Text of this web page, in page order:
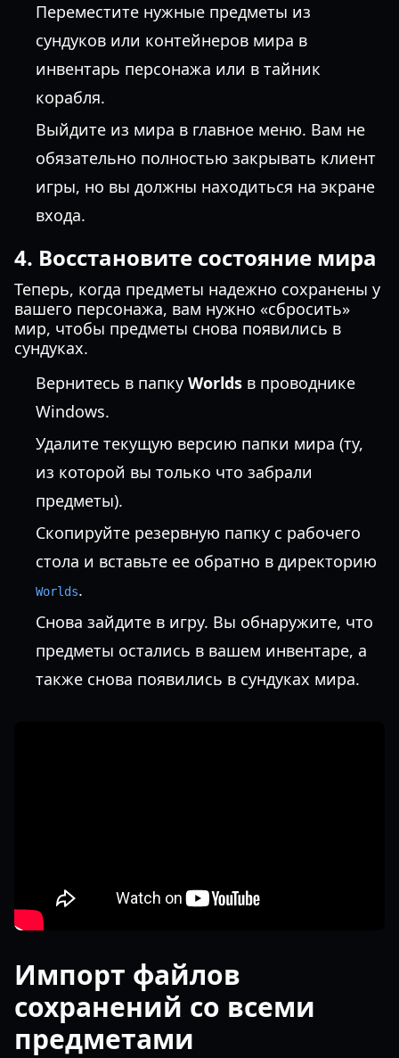
Переместите нужные предметы из
сундуков или контейнеров мира в
инвентарь персонажа или в тайник
корабля.
Выйдите из мира в главное меню. Вам не
обязательно полностью закрывать клиент
игры, но вы должны находиться на экране
входа.
4. Восстановите состояние мира
Теперь, когда предметы надежно сохранены у
вашего персонажа, вам нужно «сбросить»
мир, чтобы предметы снова появились в
сундуках.
Вернитесь в папку Worlds в проводнике
Windows.
Удалите текущую версию папки мира (ту,
из которой вы только что забрали
предметы).
Скопируйте резервную папку с рабочего
стола и вставьте ее обратно в директорию
Worlds.
Снова зайдите в игру. Вы обнаружите, что
предметы остались в вашем инвентаре, а
также снова появились в сундуках мира.
Импорт файлов
сохранений со всеми
предметами